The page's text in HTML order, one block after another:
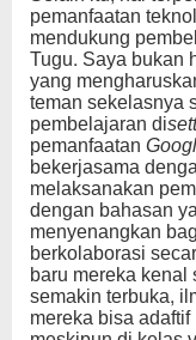
pemanfaatan
mendukung
Tugu. Saya bukan
yang
teman sekelasnya
pembelajaran di
pemanfaatan
bekerjasama
melaksanakan
dengan bahasan
menyenangkan
berkolaborasi
baru mereka
semakin terbuka,
mereka bisa